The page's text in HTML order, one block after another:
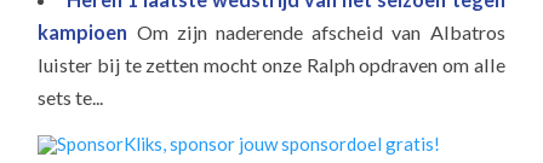
kampioen Om zijn naderende afscheid van Albatros
luister bij te zetten mocht onze Ralph opdraven om alle
sets te...